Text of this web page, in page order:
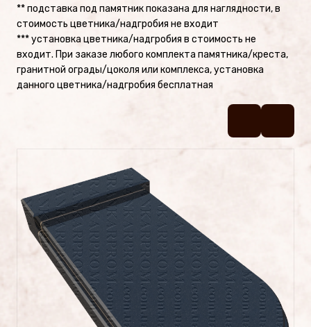
Памятники №2
Памятники №1
Латунные буквы и надписи на
памятник
Фотокерамика
Фотостекло на памятник
** подставка под памятник показана для наглядности, в
стоимость цветника/надгробия не входит
*** установка цветника/надгробия в стоимость не
входит. При заказе любого комплекта памятника/креста,
гранитной ограды/цоколя или комплекса, установка
данного цветника/надгробия бесплатная